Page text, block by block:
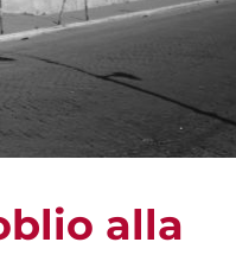
alla